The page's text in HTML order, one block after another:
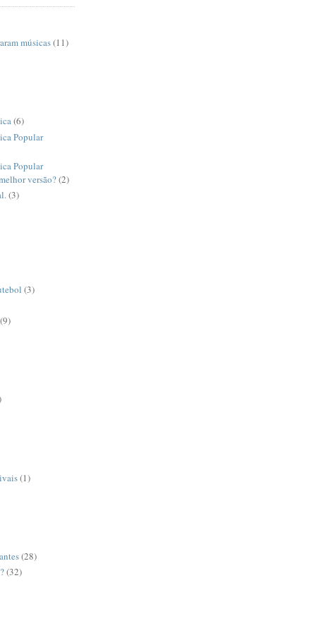
músicas(11)
(6)
Popular
Popular
versão?(2)
(3)
(3)
(9)
(1)
(28)
(32)